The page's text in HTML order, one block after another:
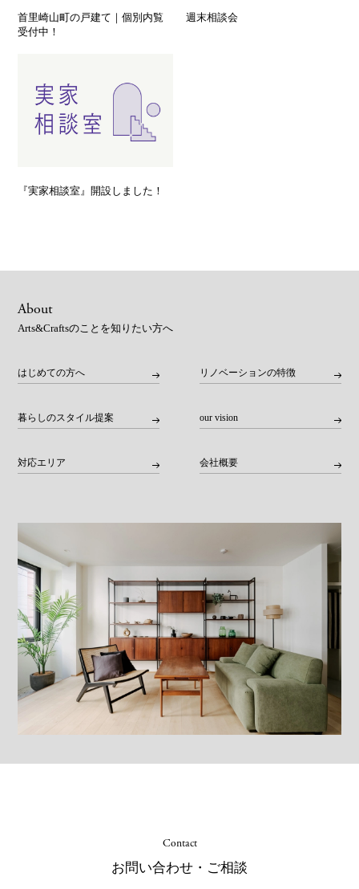
首里崎山町の戸建て｜個別内覧
受付中！
週末相談会
『実家相談室』開設しました！
About
Arts&Craftsのことを知りたい方へ
はじめての方へ リノベーションの特徴
暮らしのスタイル提案 our vision
対応エリア 会社概要
Contact
お問い合わせ・ご相談